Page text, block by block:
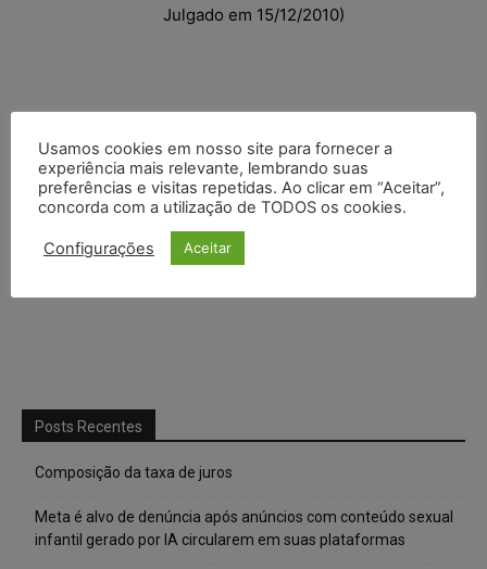
Julgado em 15/12/2010)
Posts Recentes
Composição da taxa de juros
Meta é alvo de denúncia após anúncios com conteúdo sexual
infantil gerado por IA circularem em suas plataformas
Usamos cookies em nosso site para fornecer a
experiência mais relevante, lembrando suas
preferências e visitas repetidas. Ao clicar em “Aceitar”,
concorda com a utilização de TODOS os cookies.
Configurações Aceitar